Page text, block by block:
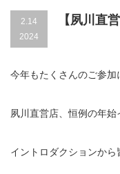
2.14
2024
【夙川直
今年もたくさんのご参加
夙川直営店、恒例の年始
イントロダクションから